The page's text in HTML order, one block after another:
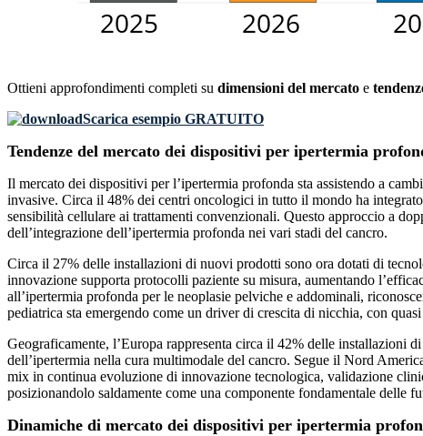
Ottieni approfondimenti completi su dimensioni del mercato e
Scarica esempio GRATUITO
Tendenze del mercato dei dispositivi per ipertermia
Il mercato dei dispositivi per l’ipertermia profonda sta assistendo a
invasive. Circa il 48% dei centri oncologici in tutto il mondo ha
sensibilità cellulare ai trattamenti convenzionali. Questo approccio a
dell’integrazione dell’ipertermia profonda nei vari stadi del cancro.
Circa il 27% delle installazioni di nuovi prodotti sono ora dotati di
innovazione supporta protocolli paziente su misura, aumentando
all’ipertermia profonda per le neoplasie pelviche e addominali,
pediatrica sta emergendo come un driver di crescita di nicchia, con
Geograficamente, l’Europa rappresenta circa il 42% delle
dell’ipertermia nella cura multimodale del cancro. Segue il Nord
mix in continua evoluzione di innovazione tecnologica, validazione
posizionandolo saldamente come una componente fondamentale delle
Dinamiche di mercato dei dispositivi per ipertermia